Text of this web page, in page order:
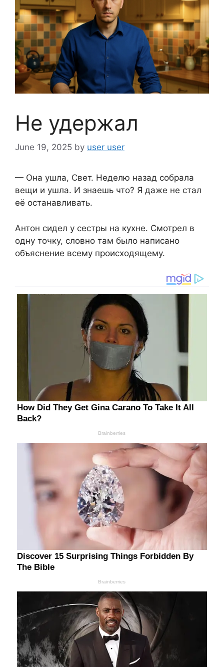
Не удержал
June 19, 2025 by user user
— Она ушла, Свет. Неделю назад собрала
вещи и ушла. И знаешь что? Я даже не стал
её останавливать.
Антон сидел у сестры на кухне. Смотрел в
одну точку, словно там было написано
объяснение всему происходящему.